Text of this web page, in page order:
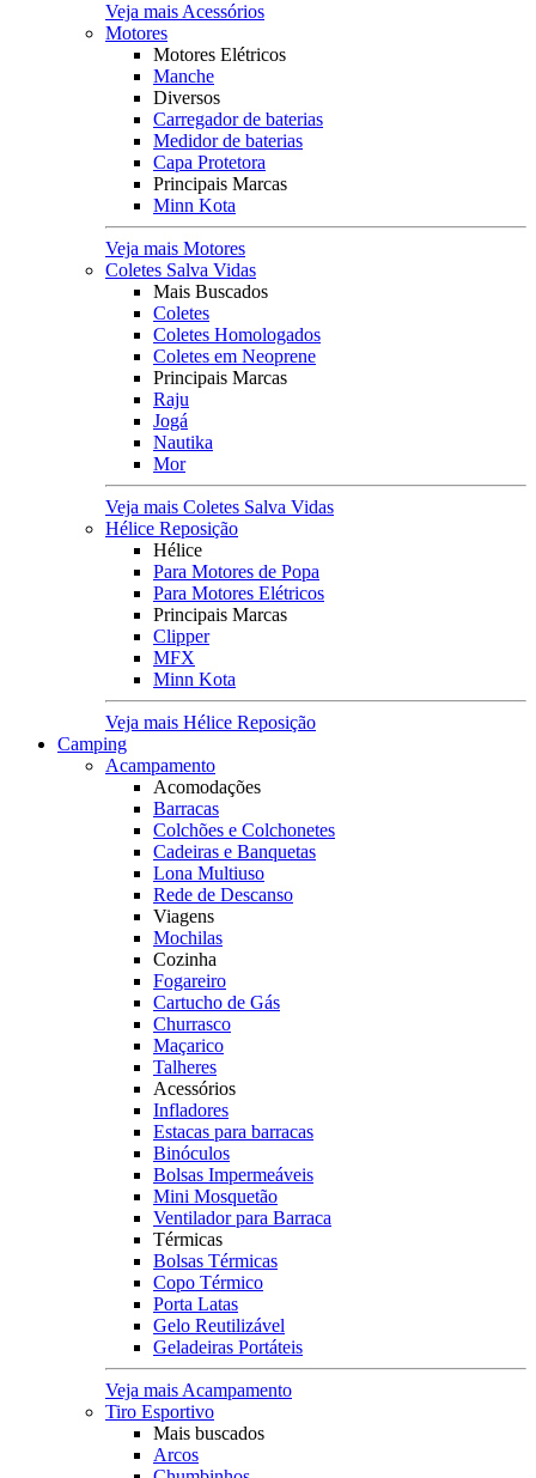
Veja mais Acessórios
Motores
Motores Elétricos
Manche
Diversos
Carregador de baterias
Medidor de baterias
Capa Protetora
Principais Marcas
Minn Kota
Veja mais Motores
Coletes Salva Vidas
Mais Buscados
Coletes
Coletes Homologados
Coletes em Neoprene
Principais Marcas
Raju
Jogá
Nautika
Mor
Veja mais Coletes Salva Vidas
Hélice Reposição
Hélice
Para Motores de Popa
Para Motores Elétricos
Principais Marcas
Clipper
MFX
Minn Kota
Veja mais Hélice Reposição
Camping
Acampamento
Acomodações
Barracas
Colchões e Colchonetes
Cadeiras e Banquetas
Lona Multiuso
Rede de Descanso
Viagens
Mochilas
Cozinha
Fogareiro
Cartucho de Gás
Churrasco
Maçarico
Talheres
Acessórios
Infladores
Estacas para barracas
Binóculos
Bolsas Impermeáveis
Mini Mosquetão
Ventilador para Barraca
Térmicas
Bolsas Térmicas
Copo Térmico
Porta Latas
Gelo Reutilizável
Geladeiras Portáteis
Veja mais Acampamento
Tiro Esportivo
Mais buscados
Arcos